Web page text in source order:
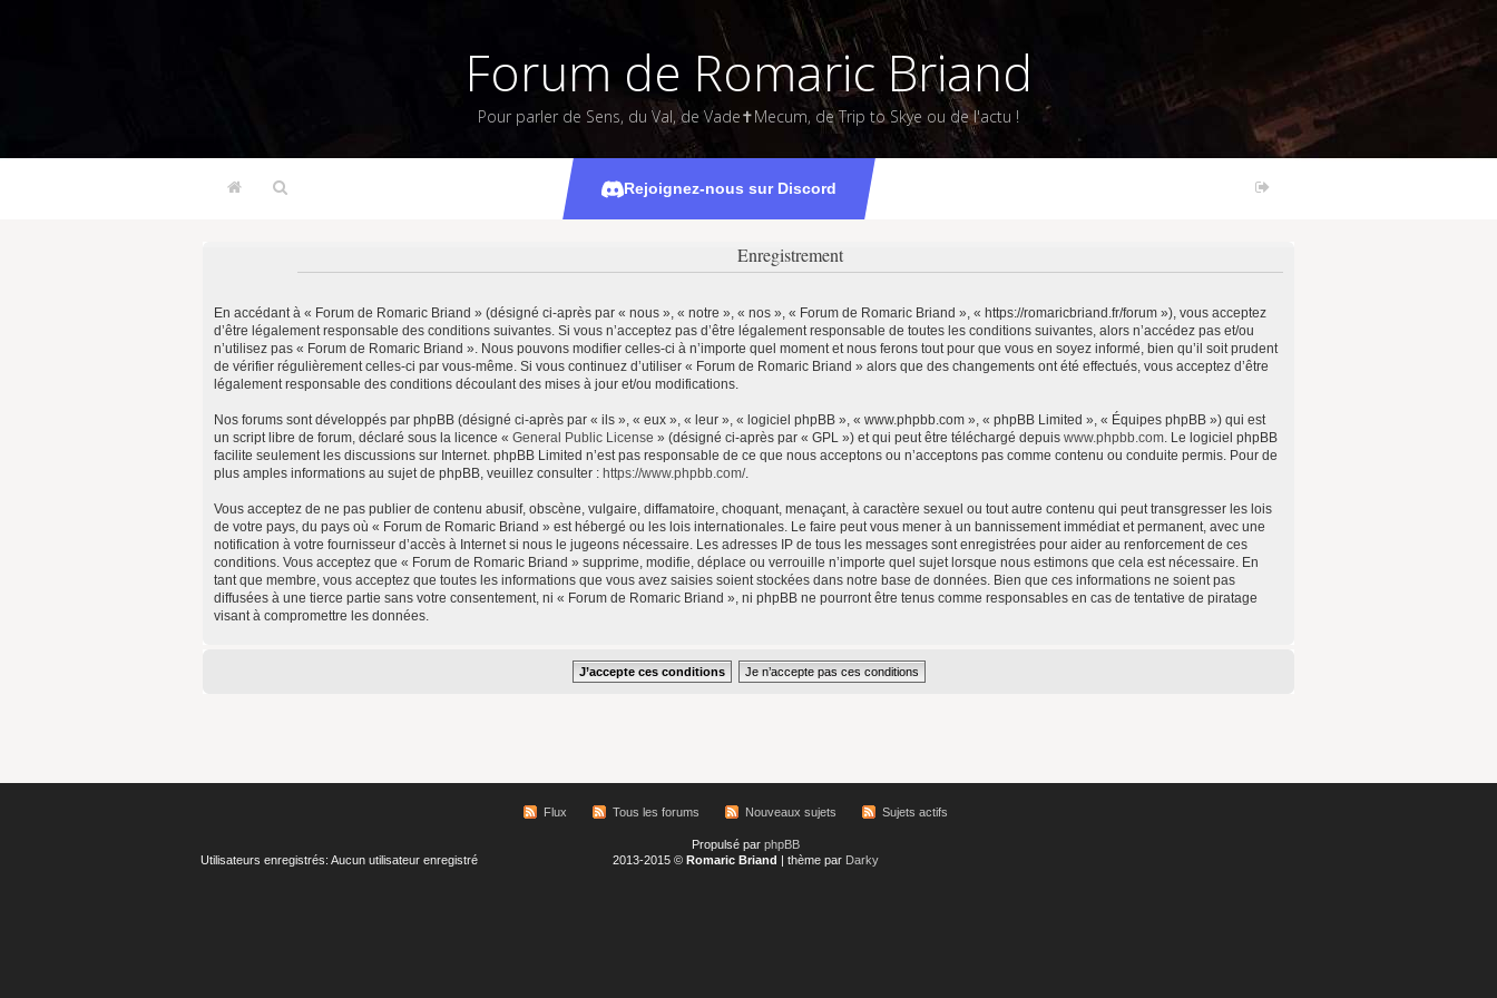
Forum de Romaric Briand
Pour parler de Sens, du Val, de Vade✝Mecum, de Trip to Skye ou de l'actu !
Rejoignez-nous sur Discord
Enregistrement
En accédant à « Forum de Romaric Briand » (désigné ci-après par « nous », « notre », « nos », « Forum de Romaric Briand », « https://romaricbriand.fr/forum »), vous acceptez
d’être légalement responsable des conditions suivantes. Si vous n’acceptez pas d’être légalement responsable de toutes les conditions suivantes, alors n’accédez pas et/ou
n’utilisez pas « Forum de Romaric Briand ». Nous pouvons modifier celles-ci à n’importe quel moment et nous ferons tout pour que vous en soyez informé, bien qu’il soit prudent
de vérifier régulièrement celles-ci par vous-même. Si vous continuez d’utiliser « Forum de Romaric Briand » alors que des changements ont été effectués, vous acceptez d’être
légalement responsable des conditions découlant des mises à jour et/ou modifications.
Nos forums sont développés par phpBB (désigné ci-après par « ils », « eux », « leur », « logiciel phpBB », « www.phpbb.com », « phpBB Limited », « Équipes phpBB ») qui est
un script libre de forum, déclaré sous la licence « General Public License » (désigné ci-après par « GPL ») et qui peut être téléchargé depuis www.phpbb.com. Le logiciel phpBB
facilite seulement les discussions sur Internet. phpBB Limited n’est pas responsable de ce que nous acceptons ou n’acceptons pas comme contenu ou conduite permis. Pour de
plus amples informations au sujet de phpBB, veuillez consulter : https://www.phpbb.com/.
Vous acceptez de ne pas publier de contenu abusif, obscène, vulgaire, diffamatoire, choquant, menaçant, à caractère sexuel ou tout autre contenu qui peut transgresser les lois
de votre pays, du pays où « Forum de Romaric Briand » est hébergé ou les lois internationales. Le faire peut vous mener à un bannissement immédiat et permanent, avec une
notification à votre fournisseur d’accès à Internet si nous le jugeons nécessaire. Les adresses IP de tous les messages sont enregistrées pour aider au renforcement de ces
conditions. Vous acceptez que « Forum de Romaric Briand » supprime, modifie, déplace ou verrouille n’importe quel sujet lorsque nous estimons que cela est nécessaire. En
tant que membre, vous acceptez que toutes les informations que vous avez saisies soient stockées dans notre base de données. Bien que ces informations ne soient pas
diffusées à une tierce partie sans votre consentement, ni « Forum de Romaric Briand », ni phpBB ne pourront être tenus comme responsables en cas de tentative de piratage
visant à compromettre les données.
Flux Tous les forums Nouveaux sujets Sujets actifs
Utilisateurs enregistrés: Aucun utilisateur enregistré
Propulsé par phpBB
2013-2015 © Romaric Briand | thème par Darky